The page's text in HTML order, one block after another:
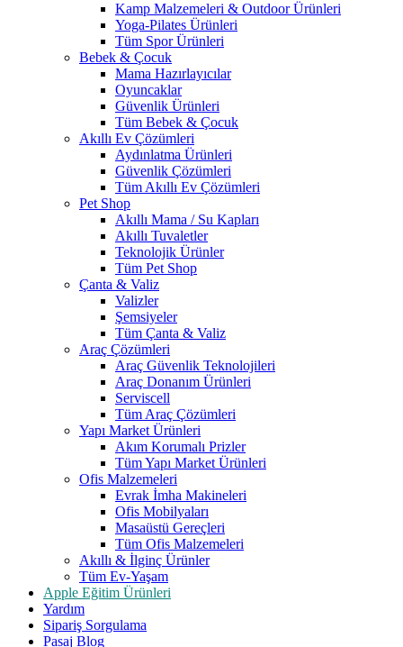
Kamp Malzemeleri & Outdoor Ürünleri
Yoga-Pilates Ürünleri
Tüm Spor Ürünleri
Bebek & Çocuk
Mama Hazırlayıcılar
Oyuncaklar
Güvenlik Ürünleri
Tüm Bebek & Çocuk
Akıllı Ev Çözümleri
Aydınlatma Ürünleri
Güvenlik Çözümleri
Tüm Akıllı Ev Çözümleri
Pet Shop
Akıllı Mama / Su Kapları
Akıllı Tuvaletler
Teknolojik Ürünler
Tüm Pet Shop
Çanta & Valiz
Valizler
Şemsiyeler
Tüm Çanta & Valiz
Araç Çözümleri
Araç Güvenlik Teknolojileri
Araç Donanım Ürünleri
Serviscell
Tüm Araç Çözümleri
Yapı Market Ürünleri
Akım Korumalı Prizler
Tüm Yapı Market Ürünleri
Ofis Malzemeleri
Evrak İmha Makineleri
Ofis Mobilyaları
Masaüstü Gereçleri
Tüm Ofis Malzemeleri
Akıllı & İlginç Ürünler
Tüm Ev-Yaşam
Apple Eğitim Ürünleri
Yardım
Sipariş Sorgulama
Pasaj Blog